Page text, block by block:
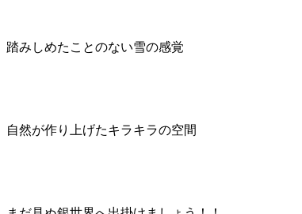
踏みしめたことのない雪の感覚
自然が作り上げたキラキラの空間